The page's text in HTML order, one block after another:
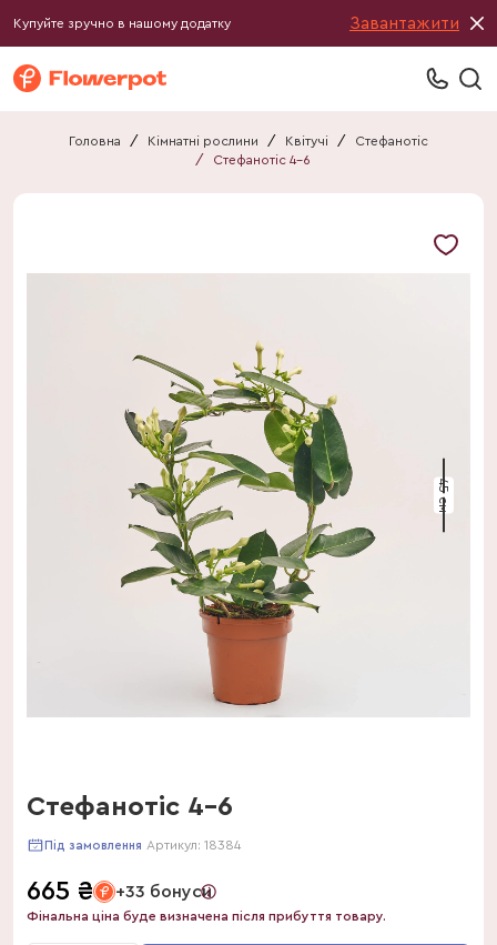
Купуйте зручно в нашому додатку Завантажити
Головна / Кімнатні рослини / Квітучі /
Стефанотіс
/
Стефанотіс 4-6
45 см
Стефанотіс 4-6
Під замовлення Артикул: 18384
665 ₴ +33 бонуси
Фінальна ціна буде визначена після прибуття товару.